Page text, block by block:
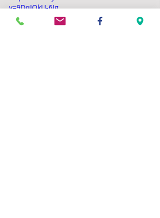
v=9DqIOkU-6Ig